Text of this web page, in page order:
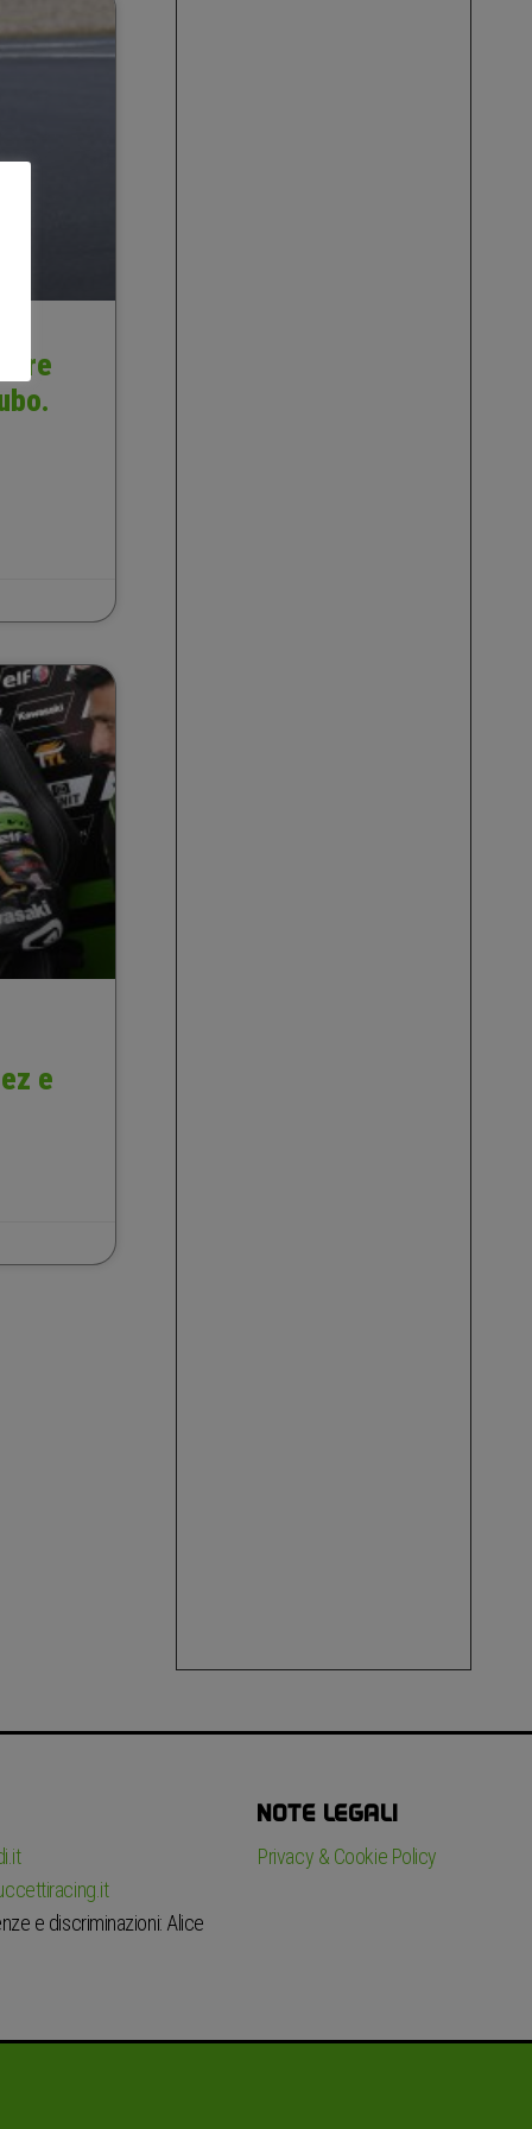
e
e discriminazioni: Alice
NOTE LEGALI
Privacy & Cookie Policy